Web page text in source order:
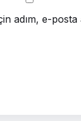
adım, e-